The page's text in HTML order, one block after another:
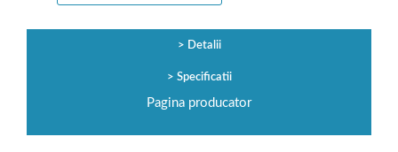
Detalii
Specificatii
Pagina producator